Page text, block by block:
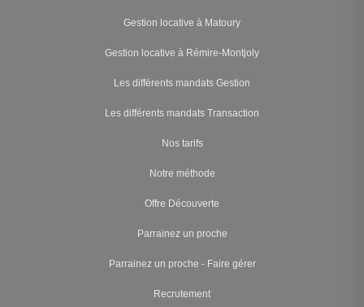
Gestion locative à Matoury
Gestion locative à Rémire-Montjoly
Les différents mandats Gestion
Les différents mandats Transaction
Nos tarifs
Notre méthode
Offre Découverte
Parrainez un proche
Parrainez un proche - Faire gérer
Recrutement